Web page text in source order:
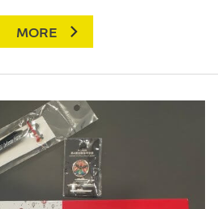
MORE